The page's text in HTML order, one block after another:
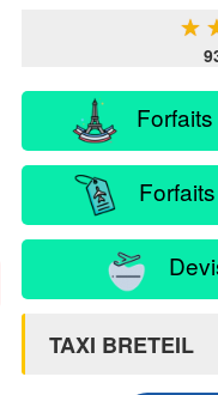
★
TAXI BRETEIL